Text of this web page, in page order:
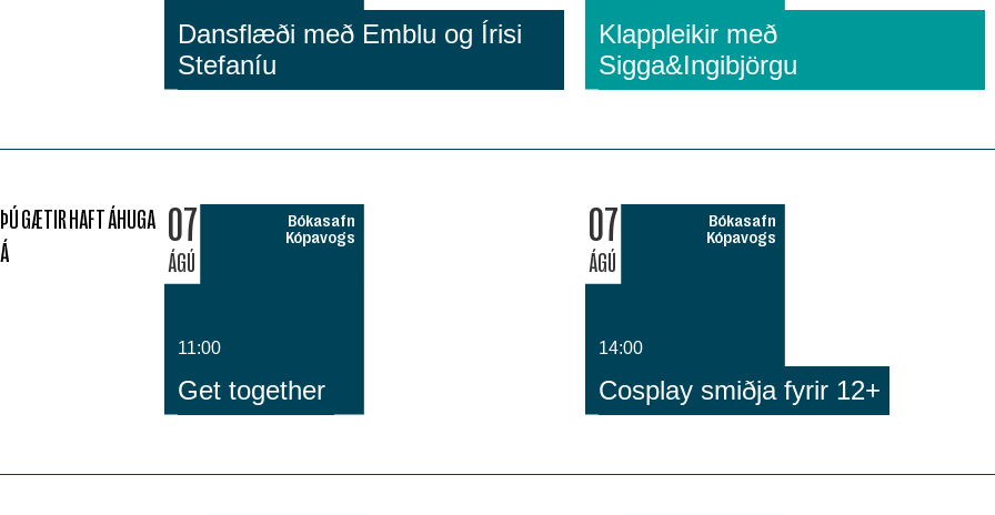
Dansflæði með Emblu og Írisi
Stefaníu
Klappleikir með
Sigga&Ingibjörgu
ÞÚ GÆTIR HAFT ÁHUGA
Á
07
ÁGÚ
Bókasafn
Kópavogs
11:00
Get together
07
ÁGÚ
Bókasafn
Kópavogs
14:00
Cosplay smiðja fyrir 12+